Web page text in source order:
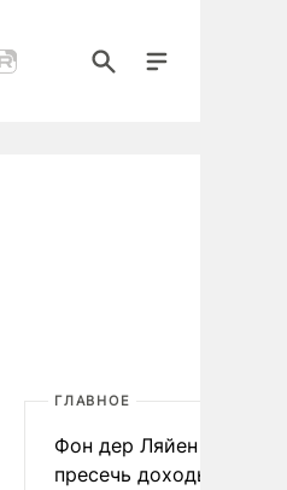
ГЛАВНОЕ
Фон дер Ляйен
пресечь доходы России